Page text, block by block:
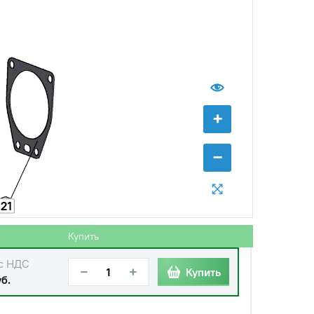
+
−
21
Купить
НДС
НДС
Купить
НДС
− + Купить
НДС
− + Купить